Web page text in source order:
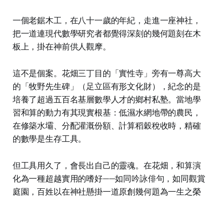
一個老鋸木工，在八十一歲的年紀，走進一座神社，
把一道連現代數學研究者都覺得深刻的幾何題刻在木
板上，掛在神前供人觀摩。
這不是個案。花畑三丁目的「實性寺」旁有一尊高大
的「牧野先生碑」（足立區有形文化財），紀念的是
培養了超過五百名基層數學人才的鄉村私塾。當地學
習和算的動力有其現實根基：低濕水網地帶的農民，
在修築水壩、分配灌溉份額、計算稻穀稅收時，精確
的數學是生存工具。
但工具用久了，會長出自己的靈魂。在花畑，和算演
化為一種超越實用的嗜好——如同吟詠俳句，如同觀賞
庭園，百姓以在神社懸掛一道原創幾何題為一生之榮